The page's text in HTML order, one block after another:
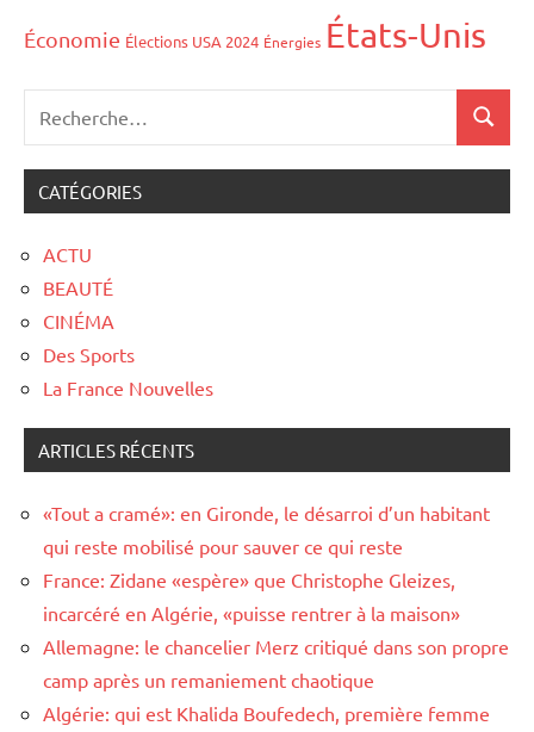
Économie Élections USA 2024 Énergies États-Unis
CATÉGORIES
ACTU
BEAUTÉ
CINÉMA
Des Sports
La France Nouvelles
ARTICLES RÉCENTS
«Tout a cramé»: en Gironde, le désarroi d’un habitant
qui reste mobilisé pour sauver ce qui reste
France: Zidane «espère» que Christophe Gleizes,
incarcéré en Algérie, «puisse rentrer à la maison»
Allemagne: le chancelier Merz critiqué dans son propre
camp après un remaniement chaotique
Algérie: qui est Khalida Boufedech, première femme